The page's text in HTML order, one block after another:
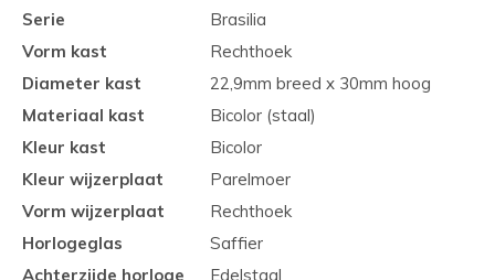
Serie
Brasilia
Vorm kast
Rechthoek
Diameter kast
22,9mm breed x 30mm hoog
Materiaal kast
Bicolor (staal)
Kleur kast
Bicolor
Kleur wijzerplaat
Parelmoer
Vorm wijzerplaat
Rechthoek
Horlogeglas
Saffier
Achterzijde horloge
Edelstaal